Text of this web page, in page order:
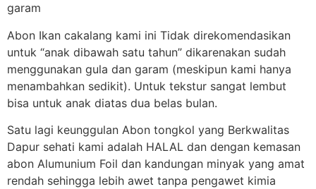
garam
Abon Ikan cakalang kami ini Tidak direkomendasikan
untuk “anak dibawah satu tahun” dikarenakan sudah
menggunakan gula dan garam (meskipun kami hanya
menambahkan sedikit). Untuk tekstur sangat lembut
bisa untuk anak diatas dua belas bulan.
Satu lagi keunggulan Abon tongkol yang Berkwalitas
Dapur sehati kami adalah HALAL dan dengan kemasan
abon Alumunium Foil dan kandungan minyak yang amat
rendah sehingga lebih awet tanpa pengawet kimia